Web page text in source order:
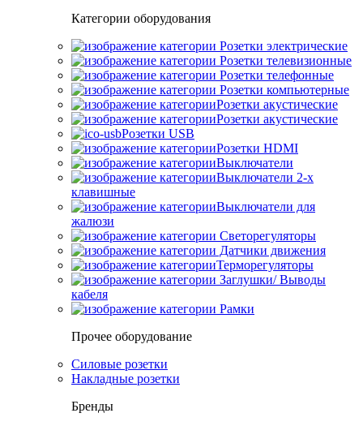
Категории оборудования
Розетки электрические
Розетки телевизионные
Розетки телефонные
Розетки компьютерные
Розетки акустические
Розетки акустические
Розетки USB
Розетки HDMI
Выключатели
Выключатели 2-х
клавишные
Выключатели для
жалюзи
Светорегуляторы
Датчики движения
Терморегуляторы
Заглушки/ Выводы
кабеля
Рамки
Прочее оборудование
Силовые розетки
Накладные розетки
Бренды